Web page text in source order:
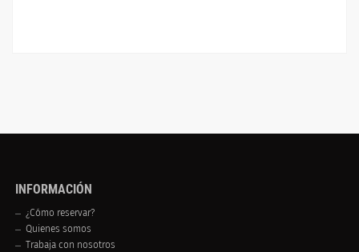
INFORMACIÓN
¿Cómo reservar?
Quienes somos
Trabaja con nosotros